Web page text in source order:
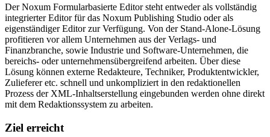
Der Noxum Formularbasierte Editor steht entweder als vollständig
integrierter Editor für das Noxum Publishing Studio oder als
eigenständiger Editor zur Verfügung. Von der Stand-Alone-Lösung
profitieren vor allem Unternehmen aus der Verlags- und
Finanzbranche, sowie Industrie und Software-Unternehmen, die
bereichs- oder unternehmensübergreifend arbeiten. Über diese
Lösung können externe Redakteure, Techniker, Produktentwickler,
Zulieferer etc. schnell und unkompliziert in den redaktionellen
Prozess der XML-Inhaltserstellung eingebunden werden ohne direkt
mit dem Redaktionssystem zu arbeiten.
Ziel erreicht